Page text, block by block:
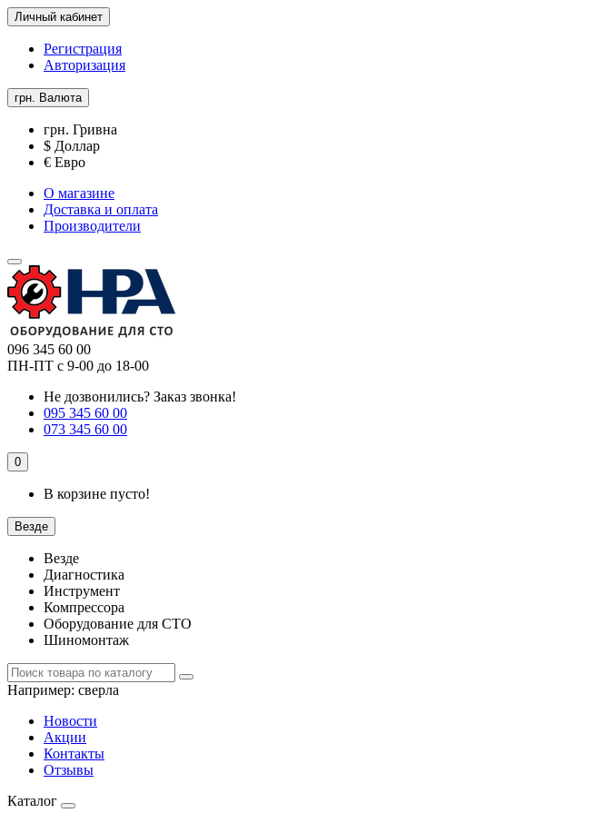
Личный кабинет
Регистрация
Авторизация
грн. Валюта
грн. Гривна
$ Доллар
€ Евро
О магазине
Доставка и оплата
Производители
096 345 60 00
ПН-ПТ с 9-00 до 18-00
Не дозвонились? Заказ звонка!
095 345 60 00
073 345 60 00
0
В корзине пусто!
Везде
Везде
Диагностика
Инструмент
Компрессора
Оборудование для СТО
Шиномонтаж
Например: сверла
Новости
Акции
Контакты
Отзывы
Каталог